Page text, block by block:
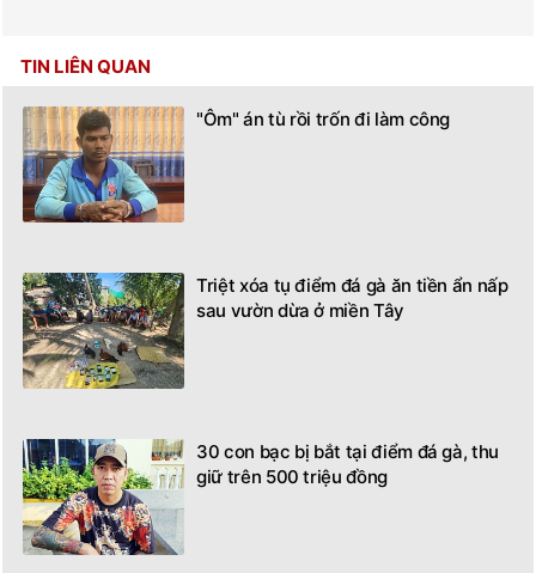
TIN LIÊN QUAN
"Ôm" án tù rồi trốn đi làm công
Triệt xóa tụ điểm đá gà ăn tiền ẩn nấp
sau vườn dừa ở miền Tây
30 con bạc bị bắt tại điểm đá gà, thu
giữ trên 500 triệu đồng